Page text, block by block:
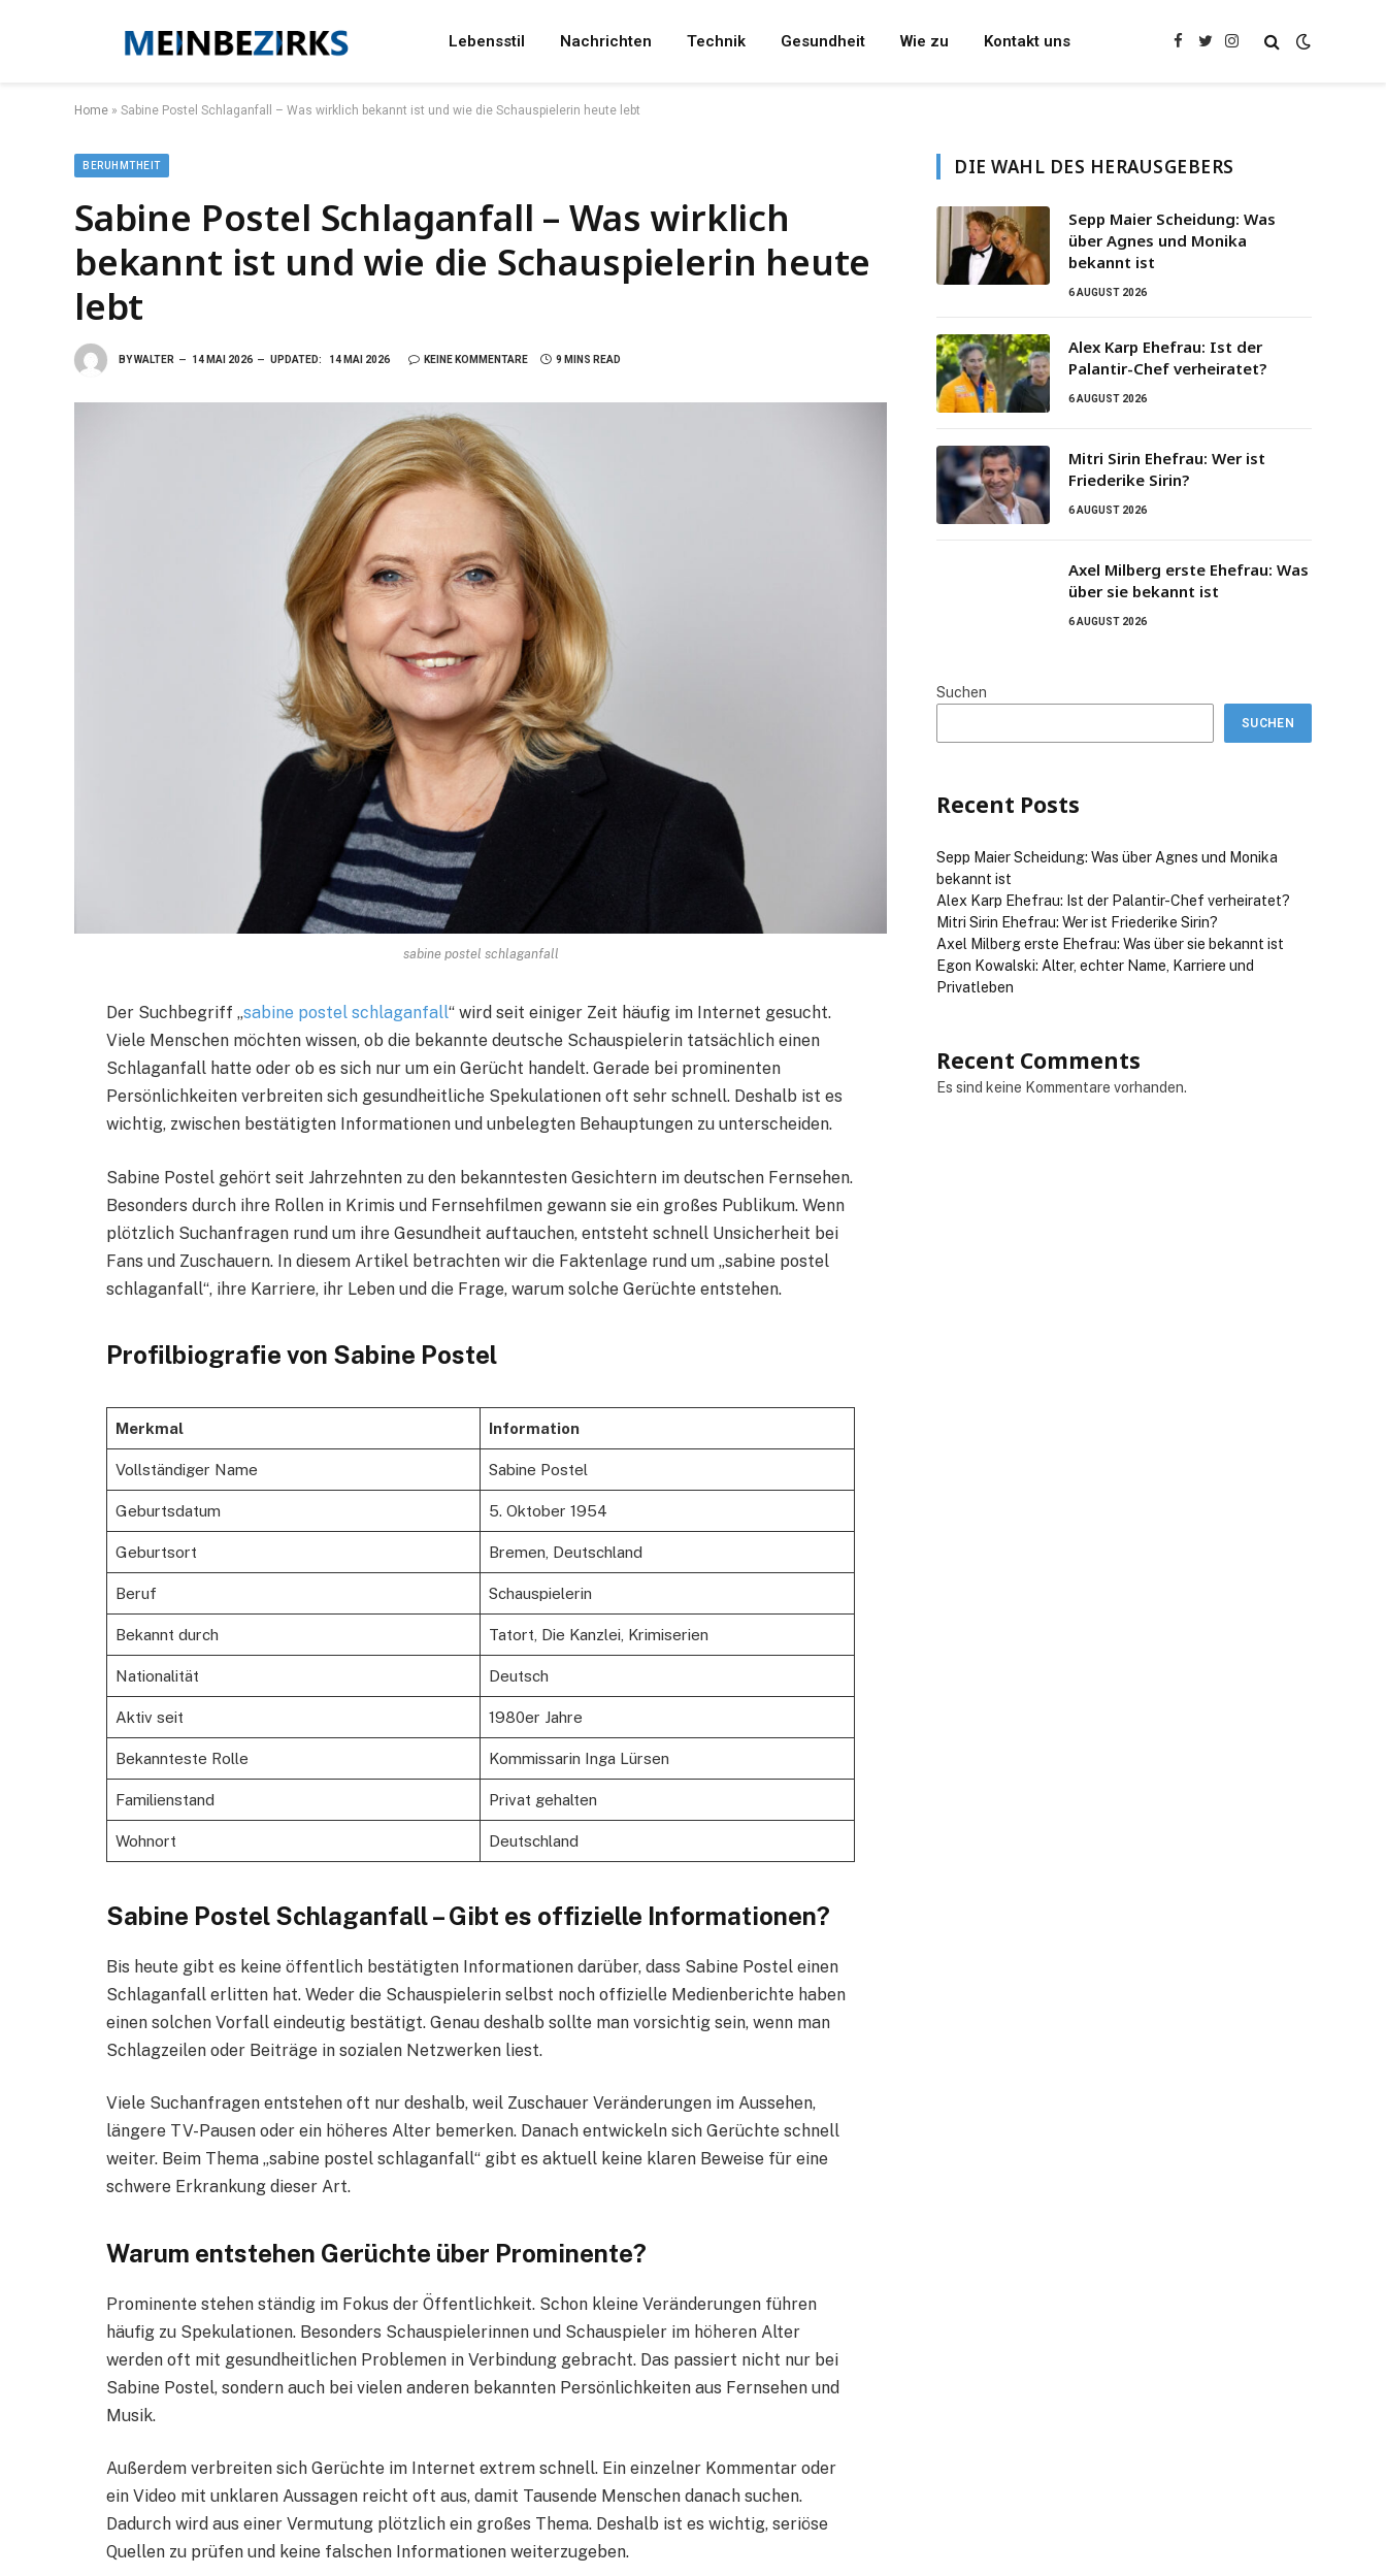
Lebensstil Nachrichten Technik Gesundheit Wie zu Kontakt uns Facebook
TwitterInstagram
Home » Sabine Postel Schlaganfall – Was wirklich bekannt ist und wie die Schauspielerin heute lebt
BERUHMTHEIT
Sabine Postel Schlaganfall – Was wirklich
bekannt ist und wie die Schauspielerin heute
lebt
BYWALTER 14 MAI 2026 UPDATED: 14 MAI 2026 KEINE KOMMENTARE 9 MINS READ
sabine postel schlaganfall
Der Suchbegriff „sabine postel schlaganfall“ wird seit einiger Zeit häufig im Internet gesucht.
Viele Menschen möchten wissen, ob die bekannte deutsche Schauspielerin tatsächlich einen
Schlaganfall hatte oder ob es sich nur um ein Gerücht handelt. Gerade bei prominenten
Persönlichkeiten verbreiten sich gesundheitliche Spekulationen oft sehr schnell. Deshalb ist es
wichtig, zwischen bestätigten Informationen und unbelegten Behauptungen zu unterscheiden.
Sabine Postel gehört seit Jahrzehnten zu den bekanntesten Gesichtern im deutschen Fernsehen.
Besonders durch ihre Rollen in Krimis und Fernsehfilmen gewann sie ein großes Publikum. Wenn
plötzlich Suchanfragen rund um ihre Gesundheit auftauchen, entsteht schnell Unsicherheit bei
Fans und Zuschauern. In diesem Artikel betrachten wir die Faktenlage rund um „sabine postel
schlaganfall“, ihre Karriere, ihr Leben und die Frage, warum solche Gerüchte entstehen.
Profilbiografie von Sabine Postel
Merkmal Information
Vollständiger Name Sabine Postel
Geburtsdatum 5. Oktober 1954
Geburtsort Bremen, Deutschland
Beruf Schauspielerin
Bekannt durch Tatort, Die Kanzlei, Krimiserien
Nationalität Deutsch
Aktiv seit 1980er Jahre
Bekannteste Rolle Kommissarin Inga Lürsen
Familienstand Privat gehalten
Wohnort Deutschland
Sabine Postel Schlaganfall – Gibt es offizielle Informationen?
Bis heute gibt es keine öffentlich bestätigten Informationen darüber, dass Sabine Postel einen
Schlaganfall erlitten hat. Weder die Schauspielerin selbst noch offizielle Medienberichte haben
einen solchen Vorfall eindeutig bestätigt. Genau deshalb sollte man vorsichtig sein, wenn man
Schlagzeilen oder Beiträge in sozialen Netzwerken liest.
Viele Suchanfragen entstehen oft nur deshalb, weil Zuschauer Veränderungen im Aussehen,
längere TV-Pausen oder ein höheres Alter bemerken. Danach entwickeln sich Gerüchte schnell
weiter. Beim Thema „sabine postel schlaganfall“ gibt es aktuell keine klaren Beweise für eine
schwere Erkrankung dieser Art.
Warum entstehen Gerüchte über Prominente?
Prominente stehen ständig im Fokus der Öffentlichkeit. Schon kleine Veränderungen führen
häufig zu Spekulationen. Besonders Schauspielerinnen und Schauspieler im höheren Alter
werden oft mit gesundheitlichen Problemen in Verbindung gebracht. Das passiert nicht nur bei
Sabine Postel, sondern auch bei vielen anderen bekannten Persönlichkeiten aus Fernsehen und
Musik.
Außerdem verbreiten sich Gerüchte im Internet extrem schnell. Ein einzelner Kommentar oder
ein Video mit unklaren Aussagen reicht oft aus, damit Tausende Menschen danach suchen.
Dadurch wird aus einer Vermutung plötzlich ein großes Thema. Deshalb ist es wichtig, seriöse
Quellen zu prüfen und keine falschen Informationen weiterzugeben.
DIE WAHL DES HERAUSGEBERS
Sepp Maier Scheidung: Was
über Agnes und Monika
bekannt ist
6 AUGUST 2026
Alex Karp Ehefrau: Ist der
Palantir-Chef verheiratet?
6 AUGUST 2026
Mitri Sirin Ehefrau: Wer ist
Friederike Sirin?
6 AUGUST 2026
Axel Milberg erste Ehefrau: Was
über sie bekannt ist
6 AUGUST 2026
Suchen
SUCHEN
Recent Posts
Sepp Maier Scheidung: Was über Agnes und Monika
bekannt ist
Alex Karp Ehefrau: Ist der Palantir-Chef verheiratet?
Mitri Sirin Ehefrau: Wer ist Friederike Sirin?
Axel Milberg erste Ehefrau: Was über sie bekannt ist
Egon Kowalski: Alter, echter Name, Karriere und
Privatleben
Recent Comments
Es sind keine Kommentare vorhanden.